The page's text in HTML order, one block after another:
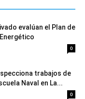
evalúan el Plan de
0
trabajos de
Naval en La...
0